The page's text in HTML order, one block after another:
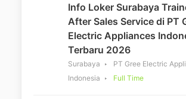
Info Loker Surabaya
After Sales Service di PT
Electric Appliances
Terbaru 2026
Surabaya
PT Gree Electric
Indonesia
Full Time